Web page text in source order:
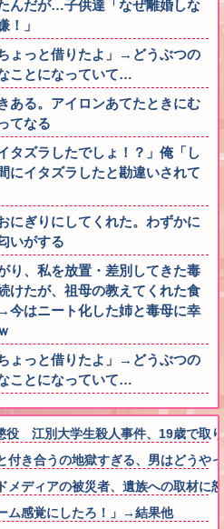
んだが…子供達「なぜ離婚しな
！」
ょっと借りたよ」→どうぶつの
ことになっていて…
ある。アイロンあてたときにむ
てなる
タズラしたでしょ！？」俺「し
イタズラしたと勘違いされて
にぎりにしてくれた。わずかに
いがする
り、私を放置・差別してきた毒
けたが、祖母の教えてくれた食
今はニート化した姉と毒母に幸
ょっと借りたよ」→どうぶつの
ことになっていて…
役 江別大学生殺人事件、19歳で取
付き合うの地獄すぎる、男はどう
メディアの被災者、遺族への取材に
ム感覚にしたろ！」→結果他